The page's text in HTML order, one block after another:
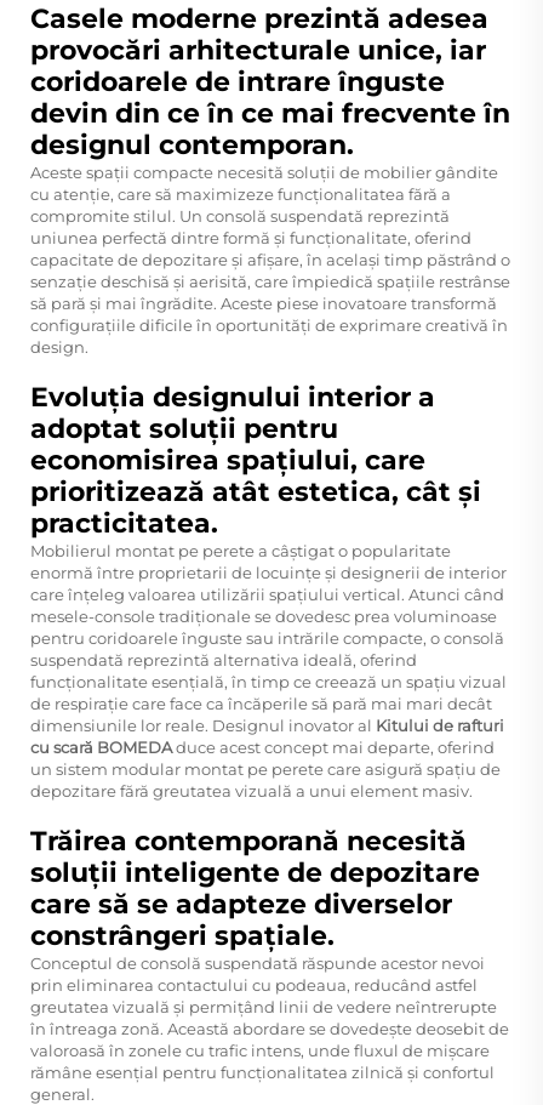
Casele moderne prezintă adesea
provocări arhitecturale unice, iar
coridoarele de intrare înguste
devin din ce în ce mai frecvente în
designul contemporan.
Aceste spații compacte necesită soluții de mobilier gândite
cu atenție, care să maximizeze funcționalitatea fără a
compromite stilul. Un consolă suspendată reprezintă
uniunea perfectă dintre formă și funcționalitate, oferind
capacitate de depozitare și afișare, în același timp păstrând o
senzație deschisă și aerisită, care împiedică spațiile restrânse
să pară și mai îngrădite. Aceste piese inovatoare transformă
configurațiile dificile în oportunități de exprimare creativă în
design.
Evoluția designului interior a
adoptat soluții pentru
economisirea spațiului, care
prioritizează atât estetica, cât și
practicitatea.
Mobilierul montat pe perete a câștigat o popularitate
enormă între proprietarii de locuințe și designerii de interior
care înțeleg valoarea utilizării spațiului vertical. Atunci când
mesele-console tradiționale se dovedesc prea voluminoase
pentru coridoarele înguste sau intrările compacte, o consolă
suspendată reprezintă alternativa ideală, oferind
funcționalitate esențială, în timp ce creează un spațiu vizual
de respirație care face ca încăperile să pară mai mari decât
dimensiunile lor reale. Designul inovator al Kitului de rafturi
cu scară BOMEDAduce acest concept mai departe, oferind
un sistem modular montat pe perete care asigură spațiu de
depozitare fără greutatea vizuală a unui element masiv.
Trăirea contemporană necesită
soluții inteligente de depozitare
care să se adapteze diverselor
constrângeri spațiale.
Conceptul de consolă suspendată răspunde acestor nevoi
prin eliminarea contactului cu podeaua, reducând astfel
greutatea vizuală și permițând linii de vedere neîntrerupte
în întreaga zonă. Această abordare se dovedește deosebit de
valoroasă în zonele cu trafic intens, unde fluxul de mișcare
rămâne esențial pentru funcționalitatea zilnică și confortul
general.